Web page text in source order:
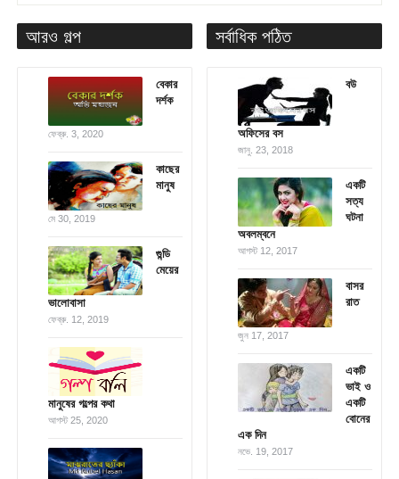
আরও গল্প
বেকার
দর্শক
ফেব্রু. 3, 2020
কাছের
মানুষ
মে 30, 2019
গুন্ডি
মেয়ের
ভালোবাসা
ফেব্রু. 12, 2019
মানুষের গল্পের কথা
আগস্ট 25, 2020
সর্বাধিক পঠিত
বউ
অফিসের বস
জানু. 23, 2018
একটি
সত্য
ঘটনা
অবলম্বনে
আগস্ট 12, 2017
বাসর
রাত
জুন 17, 2017
একটি
ভাই ও
একটি
বোনের
এক দিন
নভে. 19, 2017